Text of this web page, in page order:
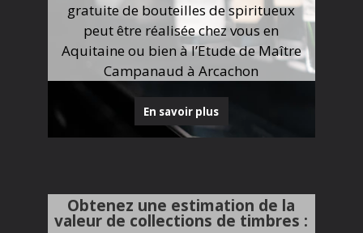
gratuite de bouteilles de spiritueux
peut être réalisée chez vous en
Aquitaine ou bien à l’Etude de Maître
Campanaud à Arcachon
En savoir plus
Obtenez une estimation de la
valeur de collections de timbres :